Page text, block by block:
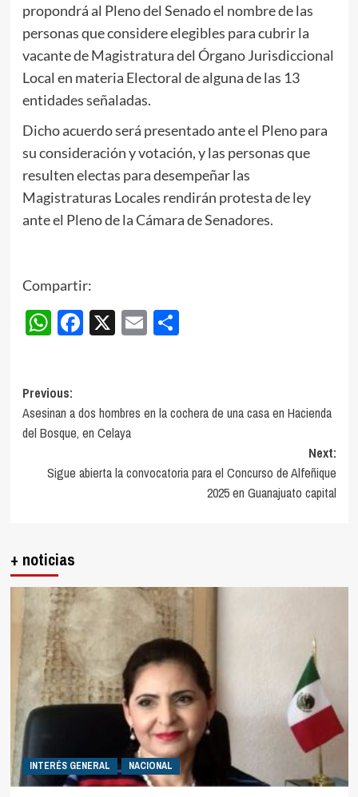
propondrá al Pleno del Senado el nombre de las
personas que considere elegibles para cubrir la
vacante de Magistratura del Órgano Jurisdiccional
Local en materia Electoral de alguna de las 13
entidades señaladas.
Dicho acuerdo será presentado ante el Pleno para
su consideración y votación, y las personas que
resulten electas para desempeñar las
Magistraturas Locales rendirán protesta de ley
ante el Pleno de la Cámara de Senadores.
Compartir:
WhatsApp
Facebook
X EmailCompartir
Post
navigation
Previous:
Asesinan a dos hombres en la cochera de una casa en Hacienda
del Bosque, en Celaya
Next:
Sigue abierta la convocatoria para el Concurso de Alfeñique
2025 en Guanajuato capital
+ noticias
INTERÉS GENERAL NACIONAL